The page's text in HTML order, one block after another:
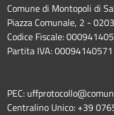
Comune di Montopoli di
Piazza Comunale, 2 -
Codice Fiscale:
Partita IVA: 00094140571
PEC:
Centralino Unico: +39